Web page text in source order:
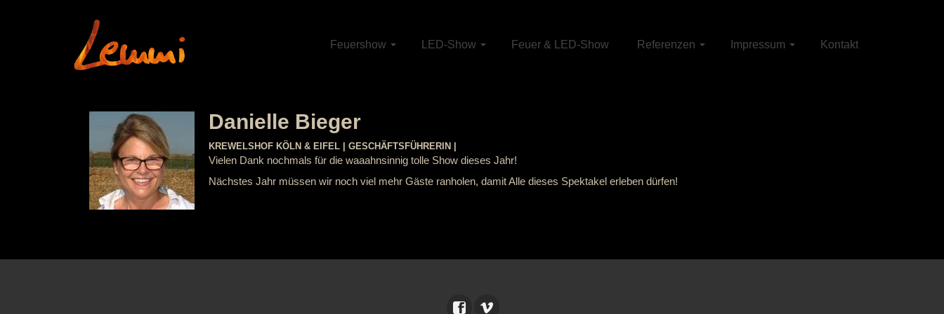
Feuershow LED-Show Feuer & LED-Show Referenzen Impressum Kontakt
Danielle Bieger
KREWELSHOF KÖLN & EIFEL | GESCHÄFTSFÜHRERIN |
Vielen Dank nochmals für die waaahnsinnig tolle Show dieses Jahr!
Nächstes Jahr müssen wir noch viel mehr Gäste ranholen, damit Alle dieses Spektakel erleben dürfen!